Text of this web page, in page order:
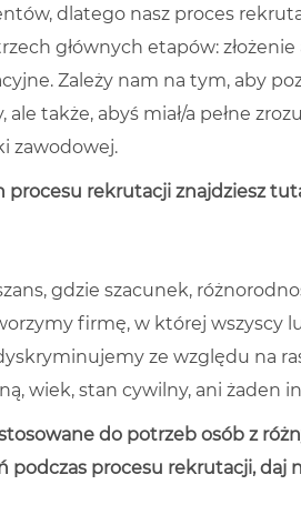
dlatego nasz proces
głównych etapów:
Zależy nam na tym, aby
także, abyś miał/a pełne
zawodowej.
rekrutacji znajdziesz
gdzie szacunek,
firmę, w której wszyscy
ze względu na
wiek, stan cywilny, ani żaden
do potrzeb osób z
procesu rekrutacji, daj